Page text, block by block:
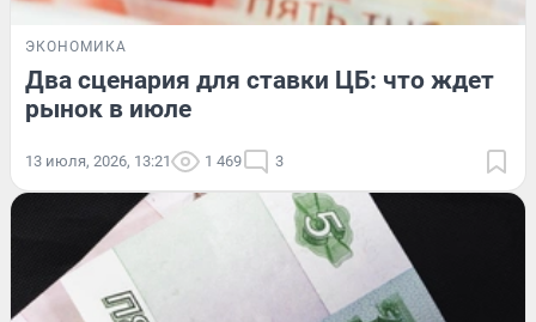
ЭКОНОМИКА
Два сценария для ставки ЦБ: что ждет
рынок в июле
13 июля, 2026, 13:21 1 469 3